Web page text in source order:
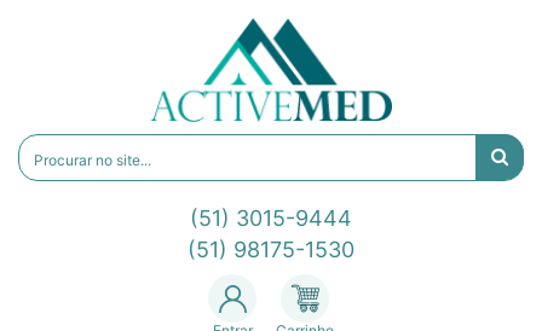
(51) 3015-9444
(51) 98175-1530